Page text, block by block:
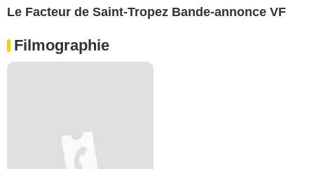
Le Facteur de Saint-Tropez Bande-annonce VF
Filmographie